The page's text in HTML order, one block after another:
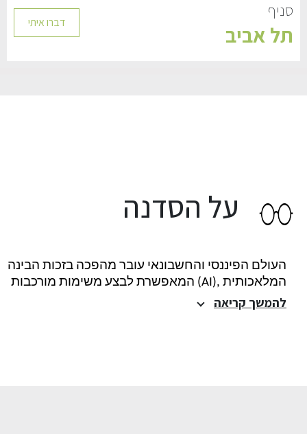
סניף
תל אביב דברו איתי
על הסדנה
העולם הפיננסי והחשבונאי עובר מהפכה בזכות הבינה
המלאכותית ,(AI) המאפשרת לבצע משימות מורכבות
להמשך קריאה